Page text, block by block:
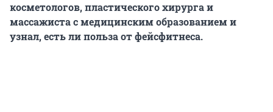
косметологов, пластического хирурга и
массажиста с медицинским образованием и
узнал, есть ли польза от фейсфитнеса.